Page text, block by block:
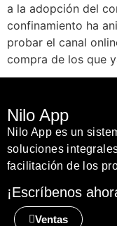
a la adopción del
confinamiento ha
probar el canal
compra de los que
Nilo App
Nilo App es un
soluciones
facilitación de los
¡Escríbenos
Ventas